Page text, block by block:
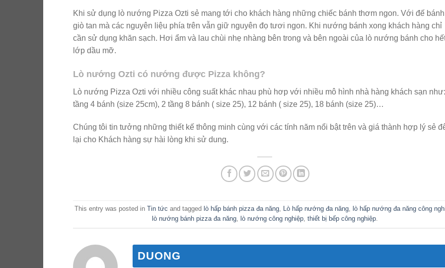
Khi sử dụng lò nướng Pizza Ozti sẻ mang tới cho khách hàng những chiếc bánh thơm ngon. Với đế bánh
giò tan mà các nguyên liệu phía trên vẫn giữ nguyên đọ tươi ngon. Khi nướng bánh xong khách hàng chỉ
cần sử dụng khăn sạch. Hơi ẩm và lau chùi nhẹ nhàng bên trong và bên ngoài của lò nướng bánh cho
lớp dầu mỡ.
Lò nướng Ozti có nướng được Pizza không?
Lò nướng Pizza Ozti với nhiều công suất khác nhau phù hơp với nhiều mô hình nhà hàng khách sạn
tầng 4 bánh (size 25cm), 2 tầng 8 bánh ( size 25), 12 bánh ( size 25), 18 bánh (size 25)…
Chúng tôi tin tưởng những thiết kế thông minh cùng với các tính năm nổi bật trên và giá thành hợp lý sẻ
lại cho Khách hàng sự hài lòng khi sử dung.
This entry was posted inTin tức and tagged lò hấp bánh pizza đa năng, Lò hấp nướng đa năng, lò hấp nướng đa năng công
lò nướng bánh pizza đa năng, lò nướng công nghiệp, thiết bị bếp công nghiệp.
DUONG